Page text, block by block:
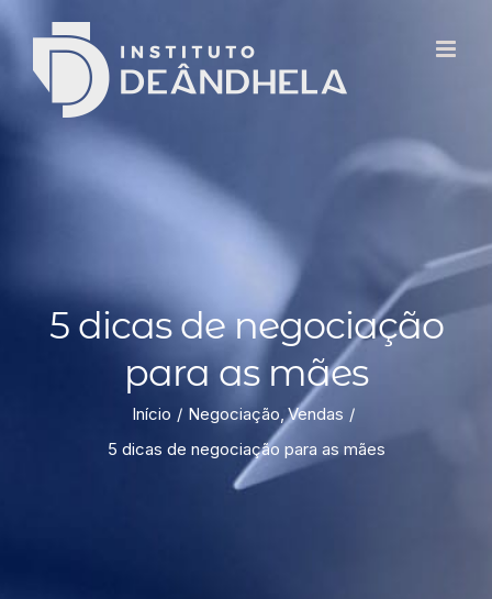
5 dicas de negociação
para as mães
Início Negociação Vendas
5 dicas de negociação para as mães